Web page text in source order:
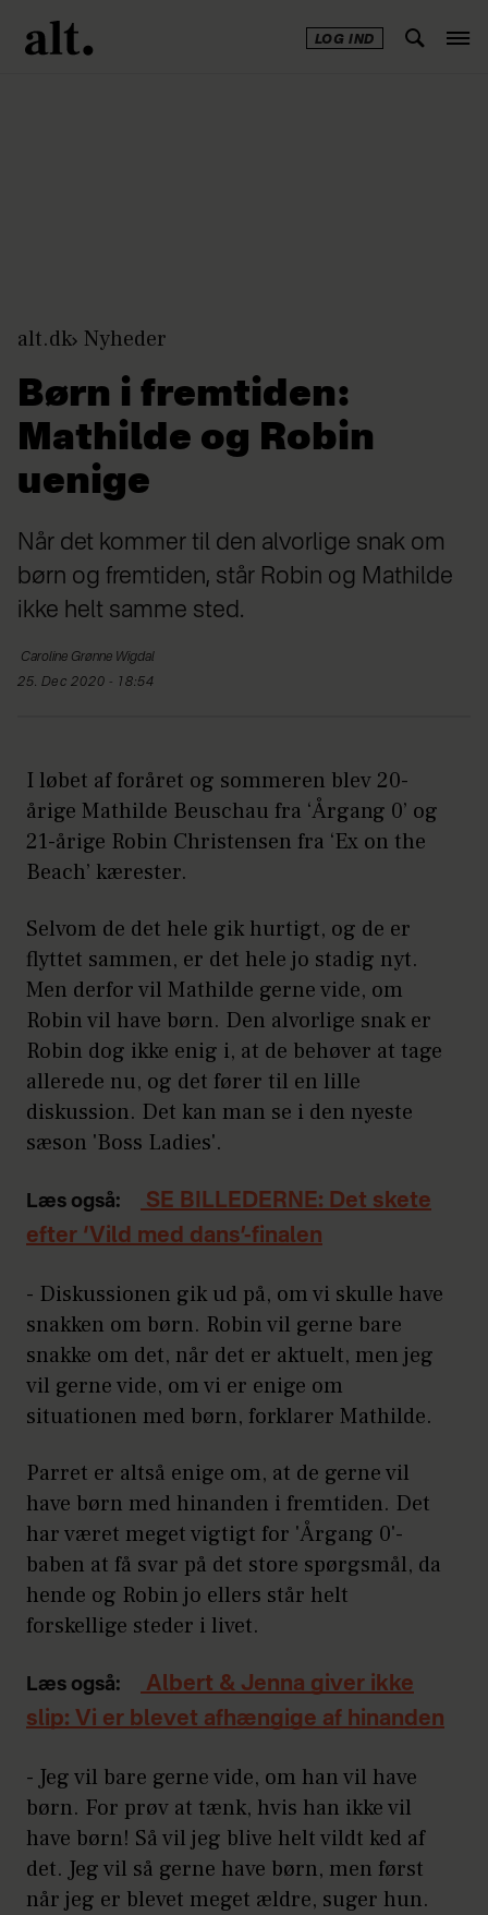
LOG IND
alt.dk Nyheder
Børn i fremtiden:
Mathilde og Robin
uenige
Når det kommer til den alvorlige snak om
børn og fremtiden, står Robin og Mathilde
ikke helt samme sted.
Caroline Grønne Wigdal
25. Dec 2020 - 18:54
I løbet af foråret og sommeren blev 20-
årige Mathilde Beuschau fra ‘Årgang 0’ og
21-årige Robin Christensen fra ‘Ex on the
Beach’ kærester.
Selvom de det hele gik hurtigt, og de er
flyttet sammen, er det hele jo stadig nyt.
Men derfor vil Mathilde gerne vide, om
Robin vil have børn. Den alvorlige snak er
Robin dog ikke enig i, at de behøver at tage
allerede nu, og det fører til en lille
diskussion. Det kan man se i den nyeste
sæson 'Boss Ladies'.
Læs også:
SE BILLEDERNE: Det skete
efter ‘Vild med dans’-finalen
- Diskussionen gik ud på, om vi skulle have
snakken om børn. Robin vil gerne bare
snakke om det, når det er aktuelt, men jeg
vil gerne vide, om vi er enige om
situationen med børn, forklarer Mathilde.
Parret er altså enige om, at de gerne vil
have børn med hinanden i fremtiden. Det
har været meget vigtigt for 'Årgang 0'-
baben at få svar på det store spørgsmål, da
hende og Robin jo ellers står helt
forskellige steder i livet.
Læs også:
Albert & Jenna giver ikke
slip: Vi er blevet afhængige af hinanden
- Jeg vil bare gerne vide, om han vil have
børn. For prøv at tænk, hvis han ikke vil
have børn! Så vil jeg blive helt vildt ked af
det. Jeg vil så gerne have børn, men først
når jeg er blevet meget ældre, suger hun.